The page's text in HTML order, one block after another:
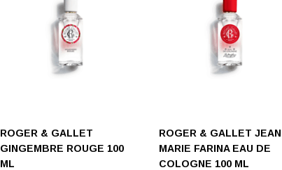
ROGER & GALLET
GINGEMBRE ROUGE 100
ML
ROGER & GALLET JEAN
MARIE FARINA EAU DE
COLOGNE 100 ML